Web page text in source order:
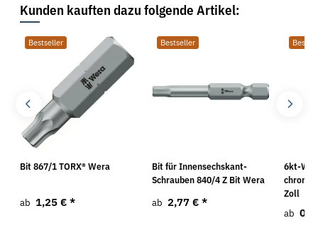
Kunden kauften dazu folgende Artikel:
Bestseller
Bit 867/1 TORX® Wera
ab 1,25 € *
Bestseller
Bit für Innensechskant-
Schrauben 840/4 Z Bit Wera
ab 2,77 € *
6kt-
Zoll
ab